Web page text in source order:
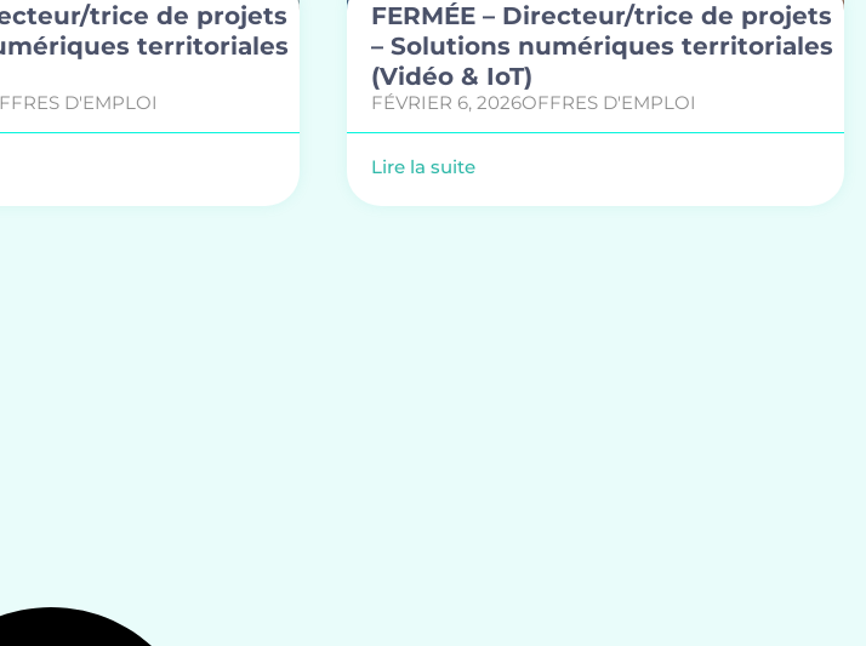
trice de projets
territoriales
D'EMPLOI
FERMÉE – Directeur/trice de projets
– Solutions numériques territoriales
(Vidéo & IoT)
FÉVRIER 6, 2026OFFRES D'EMPLOI
Lire la suite